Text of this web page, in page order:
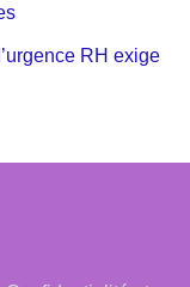
RH exige